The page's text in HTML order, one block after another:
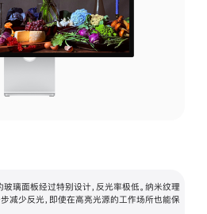
玻璃面板经过特别设计，反光率极低。纳米纹理
减少反光，即使在高亮光源的工作场所也能保